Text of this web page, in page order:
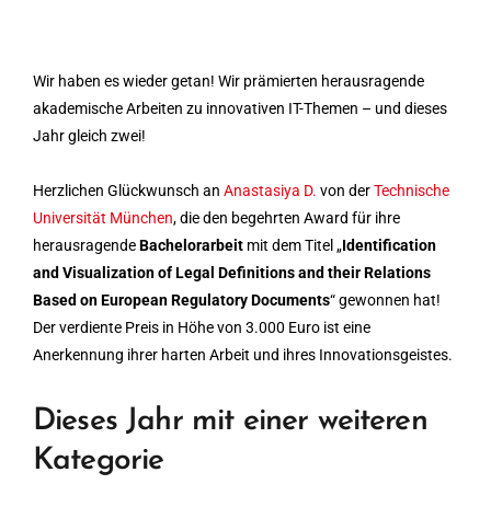
Wir haben es wieder getan! Wir prämierten herausragende
akademische Arbeiten zu innovativen IT-Themen – und dieses
Jahr gleich zwei!
Herzlichen Glückwunsch an Anastasiya D. von derTechnische
Universität München, die den begehrten Award für ihre
herausragendeBachelorarbeit mit dem Titel „Identification
and Visualization of Legal Definitions and their Relations
Based on European Regulatory Documents“ gewonnen hat!
Der verdiente Preis in Höhe von 3.000 Euro ist eine
Anerkennung ihrer harten Arbeit und ihres Innovationsgeistes.
Dieses Jahr mit einer weiteren
Kategorie